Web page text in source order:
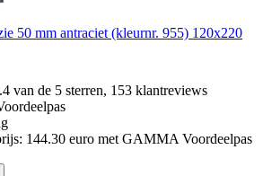
50 mm antraciet (kleurnr. 955) 120x220
van de 5 sterren, 153 klantreviews
144.30 euro met GAMMA Voordeelpas